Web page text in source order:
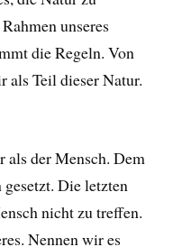
unseres
die Regeln. Von
als Teil dieser Natur.
als der Mensch. Dem
Die letzten
nicht zu treffen.
Nennen wir es